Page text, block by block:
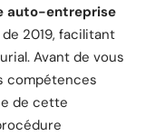
auto-entreprise
de 2019, facilitant
Avant de vous
compétences
de cette